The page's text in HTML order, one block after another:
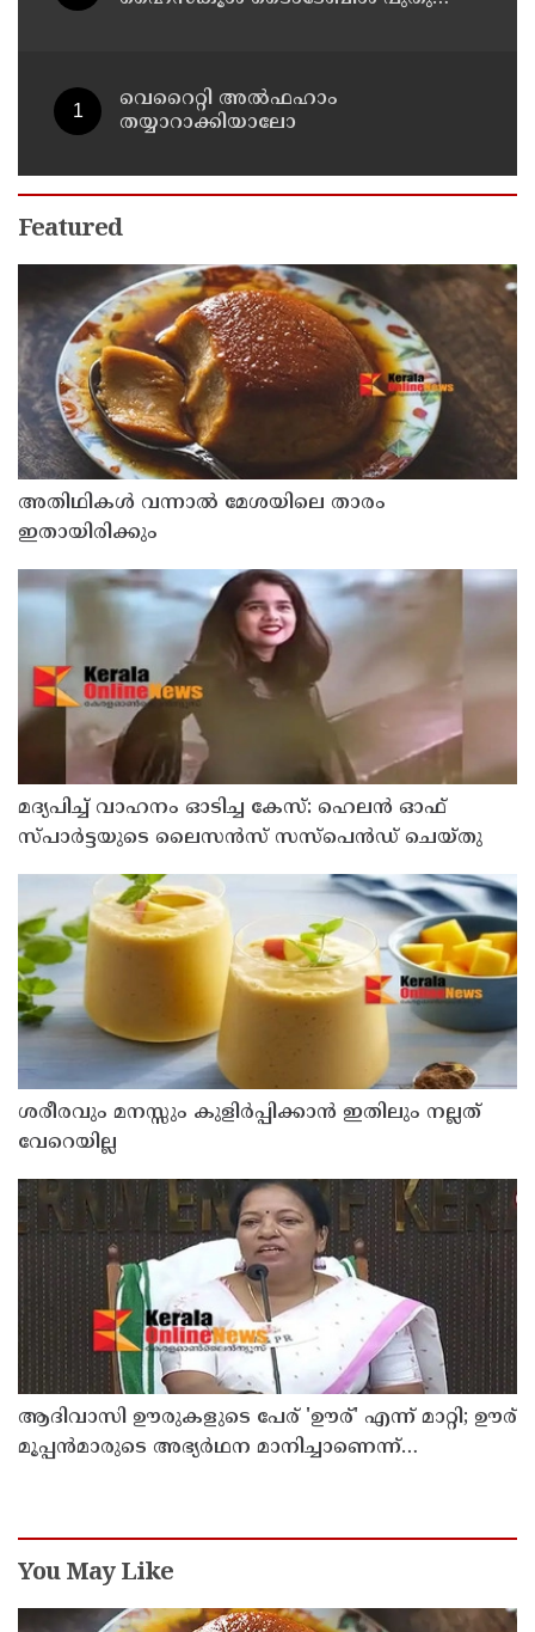
വെറൈറ്റി അൽഫഹാം
തയ്യാറാക്കിയാലോ
Featured
അതിഥികൾ വന്നാൽ മേശയിലെ താരം
ഇതായിരിക്കും
മദ്യപിച്ച് വാഹനം ഓടിച്ച കേസ്: ഹെലൻ ഓഫ്
സ്പാർട്ടയുടെ ലൈസൻസ് സസ്പെൻഡ് ചെയ്തു
ശരീരവും മനസ്സും കുളിർപ്പിക്കാൻ ഇതിലും നല്ലത്
വേറെയില്ല
ആദിവാസി ഊരുകളുടെ പേര് 'ഊര്' എന്ന് മാറ്റി; ഊര്
മൂപ്പന്‍മാരുടെ അഭ്യര്‍ഥന മാനിച്ചാണെന്ന്
You May Like